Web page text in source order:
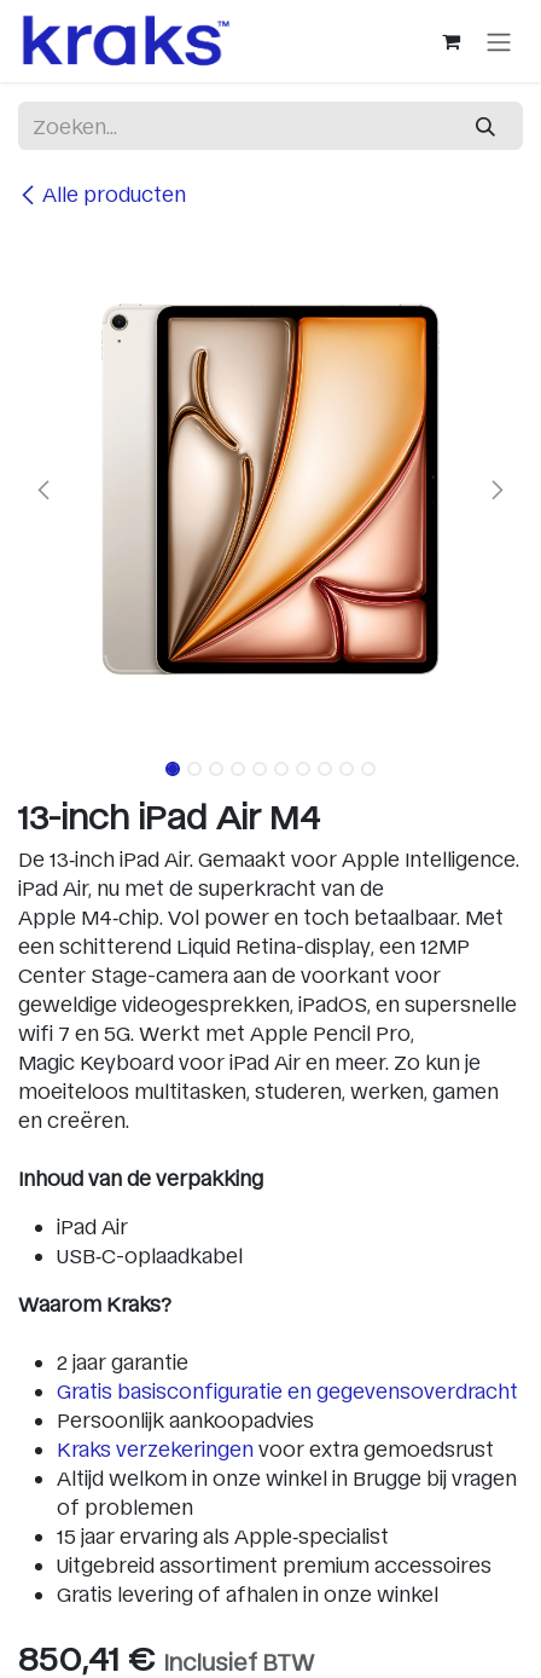
Overslaan naar inhoud
Alle producten
13-inch iPad Air M4
De 13‑inch iPad Air. Gemaakt voor Apple Intelligence.
iPad Air, nu met de superkracht van de
Apple M4‑chip. Vol power en toch betaalbaar. Met
een schitterend Liquid Retina-display, een 12MP
Center Stage-camera aan de voorkant voor
geweldige videogesprekken, iPadOS, en supersnelle
wifi 7 en 5G. Werkt met Apple Pencil Pro,
Magic Keyboard voor iPad Air en meer. Zo kun je
moeiteloos multitasken, studeren, werken, gamen
en creëren.
Inhoud van de verpakking
iPad Air
USB‑C-oplaadkabel
Waarom Kraks?
2 jaar garantie
Gratis basisconfiguratie en gegevensoverdracht
Persoonlijk aankoopadvies
Kraks verzekeringen voor extra gemoedsrust
Altijd welkom in onze winkel in Brugge bij vragen
of problemen
15 jaar ervaring als Apple‑specialist
Uitgebreid assortiment premium accessoires
Gratis levering of afhalen in onze winkel
850,41 € Inclusief BTW